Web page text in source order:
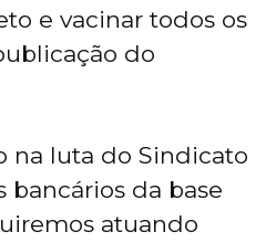
e vacinar todos os
do
na luta do Sindicato
bancários da base
atuando